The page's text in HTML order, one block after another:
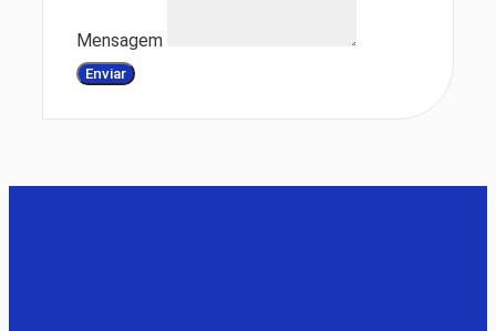
Mensagem
Enviar